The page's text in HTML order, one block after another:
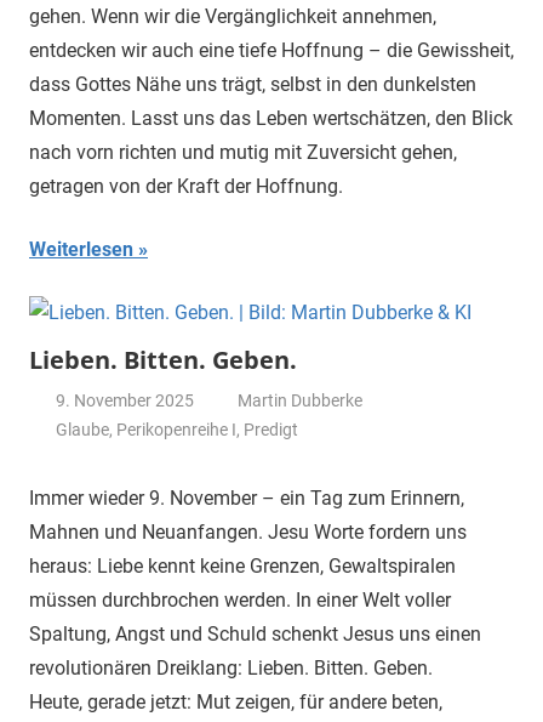
gehen. Wenn wir die Vergänglichkeit annehmen,
entdecken wir auch eine tiefe Hoffnung – die Gewissheit,
dass Gottes Nähe uns trägt, selbst in den dunkelsten
Momenten. Lasst uns das Leben wertschätzen, den Blick
nach vorn richten und mutig mit Zuversicht gehen,
getragen von der Kraft der Hoffnung.
Weiterlesen
Lieben. Bitten. Geben.
9. November 2025
Martin Dubberke
Glaube, Perikopenreihe I, Predigt
Immer wieder 9. November – ein Tag zum Erinnern,
Mahnen und Neuanfangen. Jesu Worte fordern uns
heraus: Liebe kennt keine Grenzen, Gewaltspiralen
müssen durchbrochen werden. In einer Welt voller
Spaltung, Angst und Schuld schenkt Jesus uns einen
revolutionären Dreiklang: Lieben. Bitten. Geben.
Heute, gerade jetzt: Mut zeigen, für andere beten,